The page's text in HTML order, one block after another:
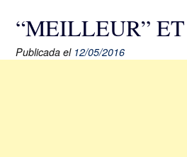
“MEILLEUR”
Publicada el 12/05/2016